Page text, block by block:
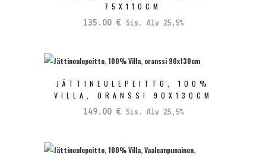
75X110CM
135.00 € Sis. Alv 25,5%
JÄTTINEULEPEITTO, 100%
VILLA, ORANSSI 90X130CM
149.00 € Sis. Alv 25,5%